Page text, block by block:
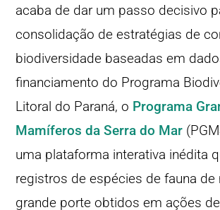
acaba de dar um passo decisivo
consolidação de estratégias de
biodiversidade baseadas em
financiamento do Programa
Litoral do Paraná, o Programa
Mamíferos da Serra do Mar
uma plataforma interativa inédita
registros de espécies de fauna de
grande porte obtidos em ações